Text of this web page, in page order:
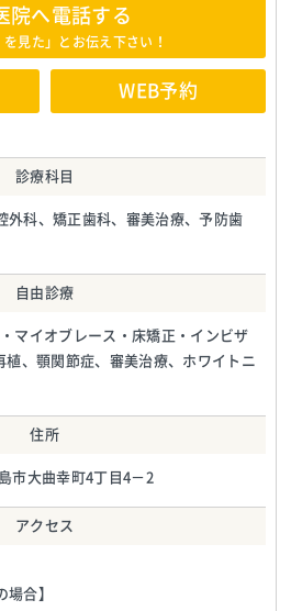
院へ電話する
を見た」とお伝え下さい！
WEB予約
診療科目
外科、矯正歯科、審美治療、予防歯
自由診療
マイオブレース・床矯正・インビザ
植、顎関節症、審美治療、ホワイトニ
住所
市大曲幸町4丁目4－2
アクセス
場合】